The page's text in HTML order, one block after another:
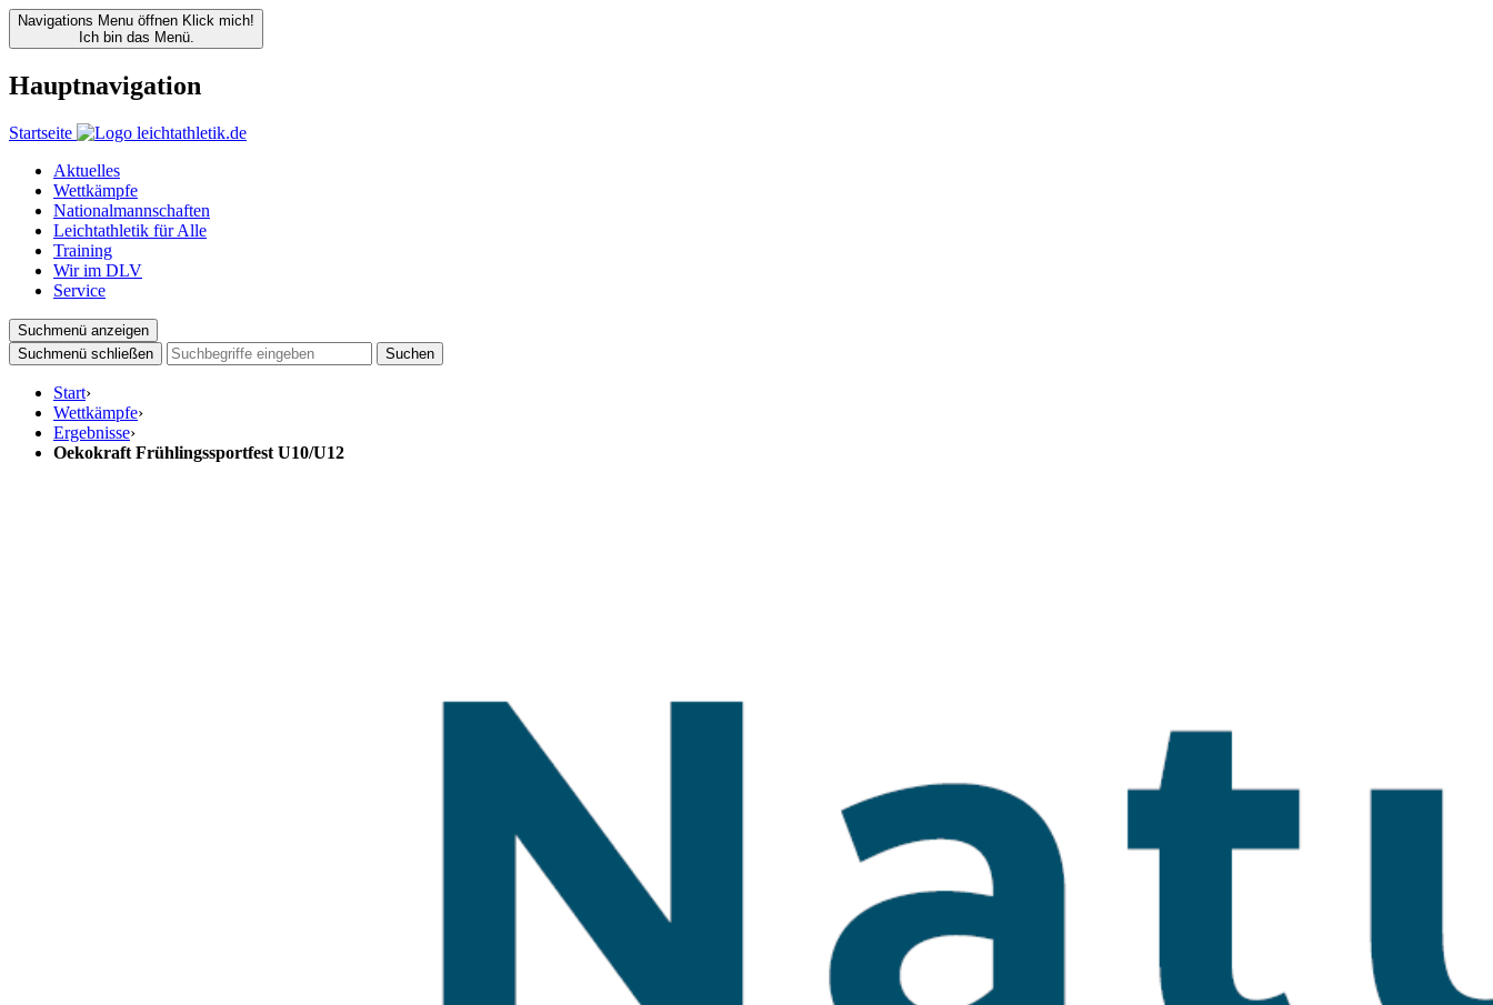
Navigations Menu öffnen Klick mich!
Ich bin das Menü.
Hauptnavigation
Startseite
Aktuelles
Wettkämpfe
Nationalmannschaften
Leichtathletik für Alle
Training
Wir im DLV
Service
Suchmenü anzeigen
Suchmenü schließen
Suchen
Start›
Wettkämpfe›
Ergebnisse›
Oekokraft Frühlingssportfest U10/U12